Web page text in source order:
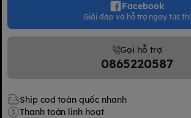
Facebook
Giải đáp và hỗ trợ ngay tức thì
Gọi hỗ trợ
0865220587
Ship cod toàn quốc nhanh
Thanh toán linh hoạt